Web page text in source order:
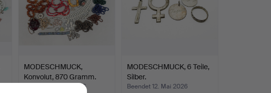
MODESCHMUCK,
Konvolut, 870 Gramm.
Beendet 20. Mai 2026
MODESCHMUCK, 6 Teile,
Silber.
Beendet 12. Mai 2026